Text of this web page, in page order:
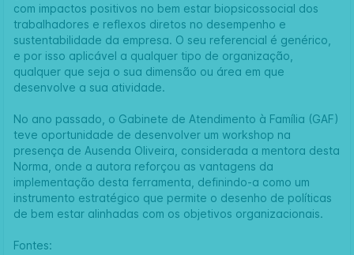
com impactos positivos no bem estar biopsicossocial dos
trabalhadores e reflexos diretos no desempenho e
sustentabilidade da empresa. O seu referencial é genérico,
e por isso aplicável a qualquer tipo de organização,
qualquer que seja o sua dimensão ou área em que
desenvolve a sua atividade.
No ano passado, o Gabinete de Atendimento à Família (GAF)
teve oportunidade de desenvolver um workshop na
presença de Ausenda Oliveira, considerada a mentora desta
Norma, onde a autora reforçou as vantagens da
implementação desta ferramenta, definindo-a como um
instrumento estratégico que permite o desenho de políticas
de bem estar alinhadas com os objetivos organizacionais.
Fontes: